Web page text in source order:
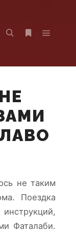
не таким
Поездка
Фаталаби.